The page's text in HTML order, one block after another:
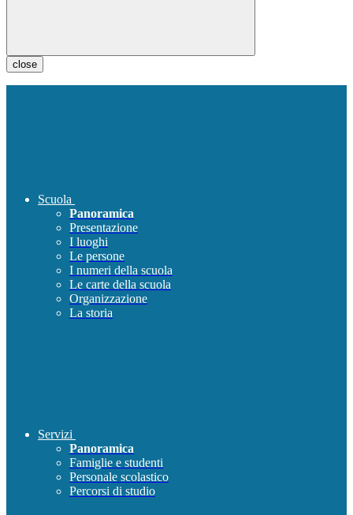
close
Scuola
Panoramica
Presentazione
I luoghi
Le persone
I numeri della scuola
Le carte della scuola
Organizzazione
La storia
Servizi
Panoramica
Famiglie e studenti
Personale scolastico
Percorsi di studio